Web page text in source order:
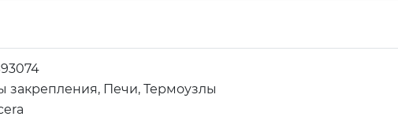
закрепления, Печи, Термоузлы